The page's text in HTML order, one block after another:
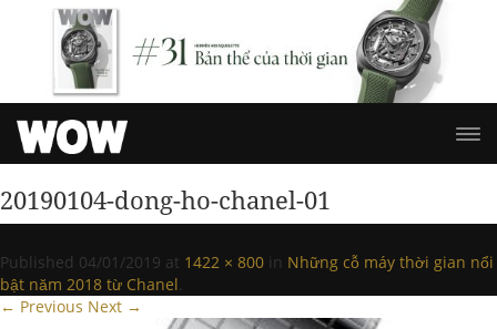
20190104-dong-ho-chanel-01
Published 04/01/2019 at 1422 × 800 in Những cỗ máy thời gian nổi
bật năm 2018 từ Chanel.
← Previous Next →